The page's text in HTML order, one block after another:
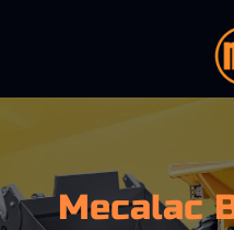
Mecalac